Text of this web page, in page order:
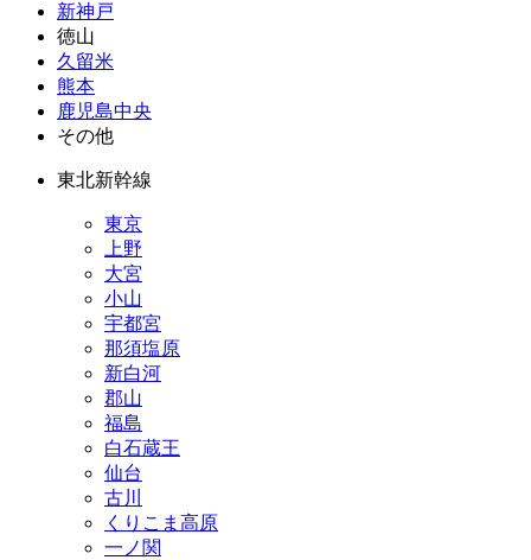
新神戸
徳山
久留米
熊本
鹿児島中央
その他
東北新幹線
東京
上野
大宮
小山
宇都宮
那須塩原
新白河
郡山
福島
白石蔵王
仙台
古川
くりこま高原
一ノ関